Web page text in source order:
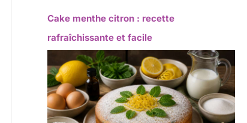
Cake menthe citron : recette
rafraîchissante et facile